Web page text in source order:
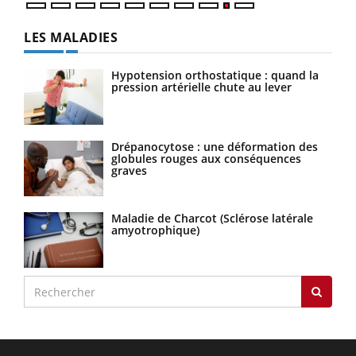
LES MALADIES
Hypotension orthostatique : quand la
pression artérielle chute au lever
Drépanocytose : une déformation des
globules rouges aux conséquences
graves
Maladie de Charcot (Sclérose latérale
amyotrophique)